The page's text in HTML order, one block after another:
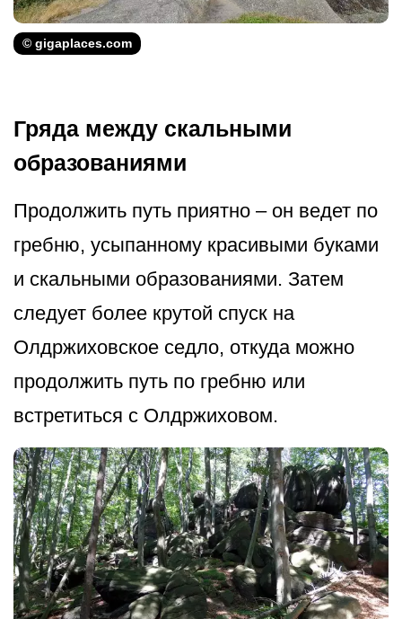
© gigaplaces.com
Гряда между скальными
образованиями
Продолжить путь приятно – он ведет по
гребню, усыпанному красивыми буками
и скальными образованиями. Затем
следует более крутой спуск на
Олдржиховское седло, откуда можно
продолжить путь по гребню или
встретиться с Олдржиховом.